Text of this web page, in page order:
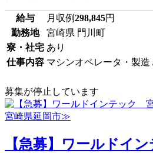
給与 月収例298,845円
勤務地
宮崎県 門川町
寮・社宅 あり
仕事内容 マシンオペレータ・製造
募集が停止しています
【急募】ワールドイ